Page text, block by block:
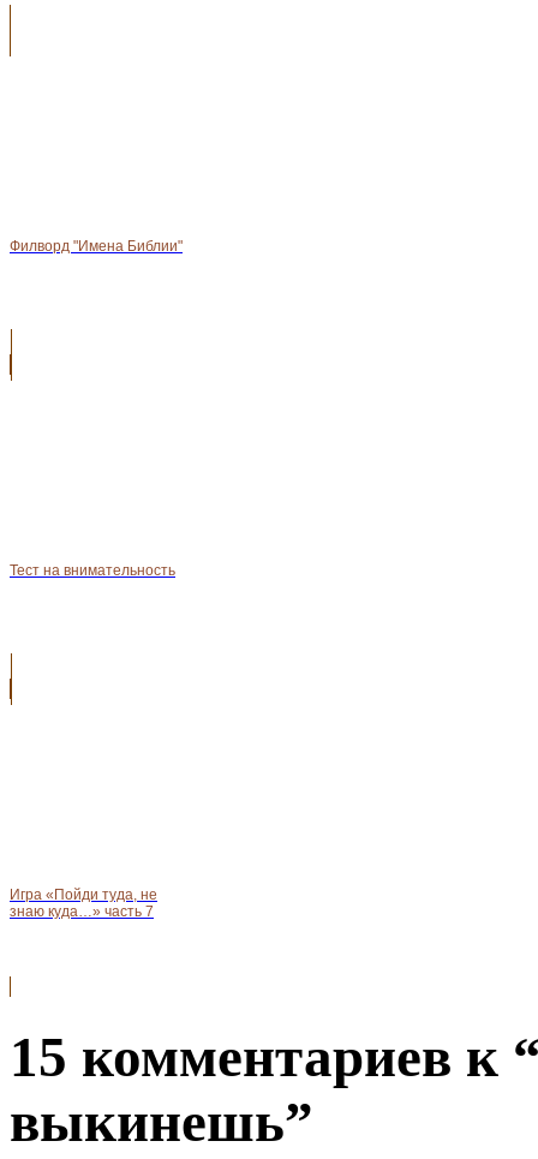
Филворд "Имена Библии"
Тест на внимательность
Игра «Пойди туда, не
знаю куда…» часть 7
15 комментариев к
выкинешь”